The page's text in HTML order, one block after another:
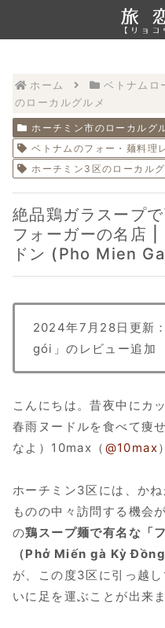
ホーム ベトナムロ
のローカルグルメ
ホーチミン市のローカルグ
ベトナムのフォー・麺料理
ホーチミン3区のローカル
絶品鶏ガラスープ
フォーガーの名店 |
ドン (Pho Mien
2024年7月28日更新
gói」のレビュー追加
こんにちは。昔夜中にカ
春雨ヌードルを食べて痩
なよ）10max（ @10max
ホーチミン3区には、か
ものの中々訪問する機会
の鶏スープ麺で有名な「
（Phở Miến gà Kỳ Đồng
が、この度3区に引っ越
いに足を運ぶことが出来ま